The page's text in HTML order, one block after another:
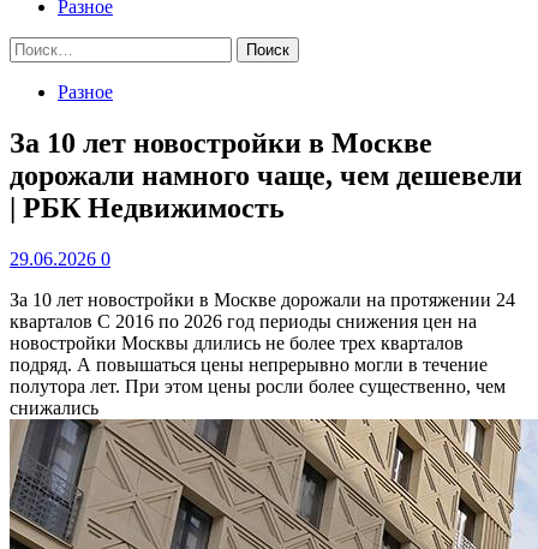
Разное
Найти:
Разное
За 10 лет новостройки в Москве
дорожали намного чаще, чем дешевели
| РБК Недвижимость
29.06.2026 0
За 10 лет новостройки в Москве дорожали на протяжении 24
кварталов С 2016 по 2026 год периоды снижения цен на
новостройки Москвы длились не более трех кварталов
подряд. А повышаться цены непрерывно могли в течение
полутора лет. При этом цены росли более существенно, чем
снижались